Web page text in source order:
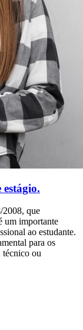
2008, que
um importante
ao estudante.
para os
técnico ou